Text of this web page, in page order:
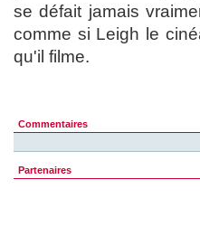
se défait jamais
comme si Leigh le
qu'il filme.
Commentaires
Partenaires